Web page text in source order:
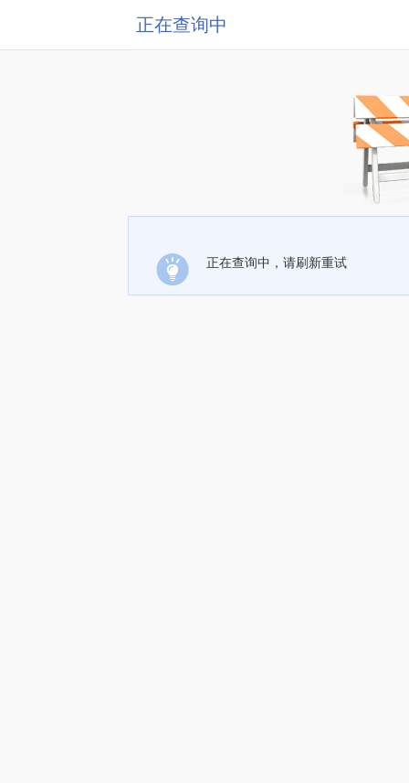
正在查询中
正在查询中，请刷新重试